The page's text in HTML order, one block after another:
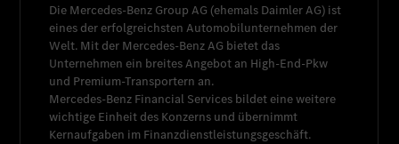
Die Mercedes-Benz Group AG (ehemals Daimler AG) ist
eines der erfolgreichsten Automobilunternehmen der
Welt. Mit der Mercedes-Benz AG bietet das
Unternehmen ein breites Angebot an High-End-Pkw
und Premium-Transportern an.
Mercedes-Benz Financial Services bildet eine weitere
wichtige Einheit des Konzerns und übernimmt
Kernaufgaben im Finanzdienstleistungsgeschäft.